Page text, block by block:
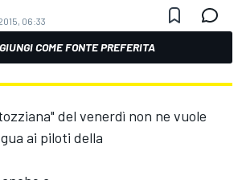
06:33
COME FONTE PREFERITA
del venerdì non ne vuole
ai piloti della